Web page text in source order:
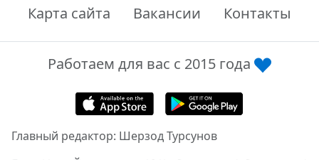
Карта сайта
Вакансии Контакты
Работаем для вас с 2015 года
Главный редактор: Шерзод Турсунов